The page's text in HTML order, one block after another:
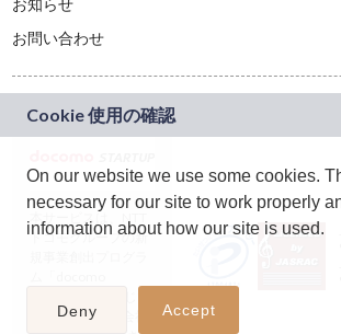
お知らせ
お問い合わせ
ドコモグループの新
企画され、株式会社
On our website we use some cookies.
necessary for our site to work properly
information about how our site is used.
Deny Accept